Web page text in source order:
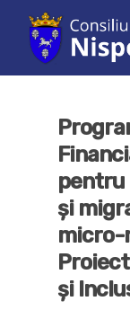
pentru
și
micro-
și